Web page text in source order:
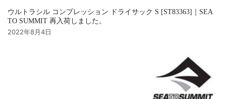
ウルトラシル コンプレッション ドライサック S [ST83363]｜SEA
TO SUMMIT 再入荷しました。
2022年8月4日